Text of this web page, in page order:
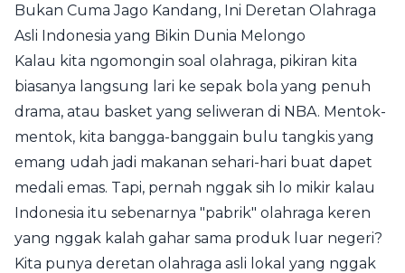
Bukan Cuma Jago Kandang, Ini Deretan Olahraga
Asli Indonesia yang Bikin Dunia Melongo
Kalau kita ngomongin soal olahraga, pikiran kita
biasanya langsung lari ke sepak bola yang penuh
drama, atau basket yang seliweran di NBA. Mentok-
mentok, kita bangga-banggain bulu tangkis yang
emang udah jadi makanan sehari-hari buat dapet
medali emas. Tapi, pernah nggak sih lo mikir kalau
Indonesia itu sebenarnya "pabrik" olahraga keren
yang nggak kalah gahar sama produk luar negeri?
Kita punya deretan olahraga asli lokal yang nggak